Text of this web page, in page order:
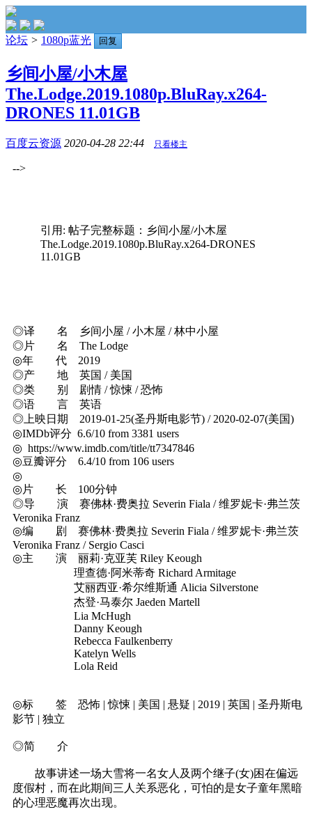
论坛 > 1080p蓝光 回复
乡间小屋/小木屋
The.Lodge.2019.1080p.BluRay.x264-
DRONES 11.01GB
百度云资源 2020-04-28 22:44 只看楼主
-->
引用: 帖子完整标题：乡间小屋/小木屋
The.Lodge.2019.1080p.BluRay.x264-DRONES
11.01GB
◎译 名 乡间小屋 / 小木屋 / 林中小屋
◎片 名 The Lodge
◎年 代 2019
◎产 地 英国 / 美国
◎类 别 剧情 / 惊悚 / 恐怖
◎语 言 英语
◎上映日期 2019-01-25(圣丹斯电影节) / 2020-02-07(美国)
◎IMDb评分 6.6/10 from 3381 users
◎ https://www.imdb.com/title/tt7347846
◎豆瓣评分 6.4/10 from 106 users
◎
◎片 长 100分钟
◎导 演 赛佛林·费奥拉 Severin Fiala / 维罗妮卡·弗兰茨
Veronika Franz
◎编 剧 赛佛林·费奥拉 Severin Fiala / 维罗妮卡·弗兰茨
Veronika Franz / Sergio Casci
◎主 演 丽莉·克亚芙 Riley Keough
理查德·阿米蒂奇 Richard Armitage
艾丽西亚·希尔维斯通 Alicia Silverstone
杰登·马泰尔 Jaeden Martell
Lia McHugh
Danny Keough
Rebecca Faulkenberry
Katelyn Wells
Lola Reid
◎标 签 恐怖 | 惊悚 | 美国 | 悬疑 | 2019 | 英国 | 圣丹斯电
影节 | 独立
◎简 介
故事讲述一场大雪将一名女人及两个继子(女)困在偏远
度假村，而在此期间三人关系恶化，可怕的是女子童年黑暗
的心理恶魔再次出现。